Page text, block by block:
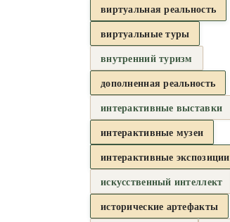
виртуальная реальность
виртуальные туры
внутренний туризм
дополненная реальность
интерактивные выставки
интерактивные музеи
интерактивные экспозиции
искусственный интеллект
исторические артефакты